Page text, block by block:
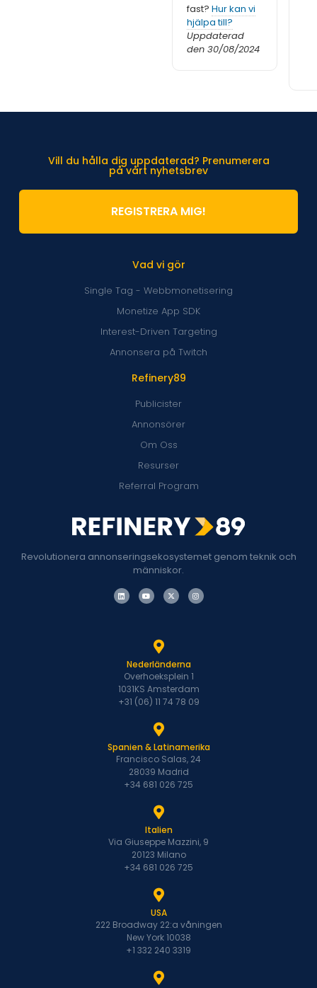
fast? Hur kan vi
hjälpa till?
Uppdaterad
den 30/08/2024
Revolutionera annonseringsekosystemet genom teknik och
människor.
Refinery89
Publicister
Annonsörer
Om Oss
Resurser
Referral Program
Vad vi gör
Single Tag - Webbmonetisering
Monetize App SDK
Interest-Driven Targeting
Annonsera på Twitch
Vill du hålla dig uppdaterad? Prenumerera
på vårt nyhetsbrev
REGISTRERA MIG!
Nederländerna
Overhoeksplein 1
1031KS Amsterdam
+31 (06) 11 74 78 09
Spanien & Latinamerika
Francisco Salas, 24
28039 Madrid
+34 681 026 725
Italien
Via Giuseppe Mazzini, 9
20123 Milano
+34 681 026 725
USA
222 Broadway 22:a våningen
New York 10038
+1 332 240 3319